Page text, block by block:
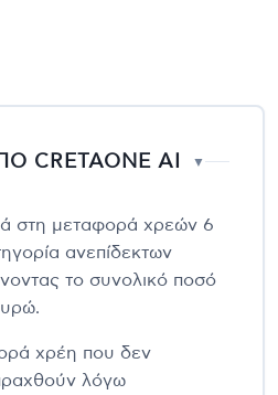
CRETAONE AI ▼
στη μεταφορά χρεών 6
ανεπίδεκτων
το συνολικό ποσό
χρέη που δεν
λόγω